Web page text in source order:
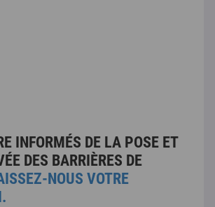
INFORMÉS DE LA POSE ET
DES BARRIÈRES DE
NOUS VOTRE